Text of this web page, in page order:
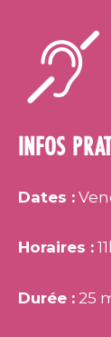
INFOS
Dates :
Horaires :
Durée :25